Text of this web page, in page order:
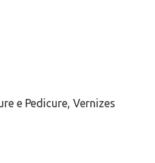
e Pedicure, Vernizes